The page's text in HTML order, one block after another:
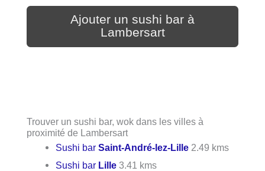
Ajouter un sushi bar à
Lambersart
Trouver un sushi bar, wok dans les villes à
proximité de Lambersart
Sushi barSaint-André-lez-Lille 2.49 kms
Sushi bar Lille 3.41 kms